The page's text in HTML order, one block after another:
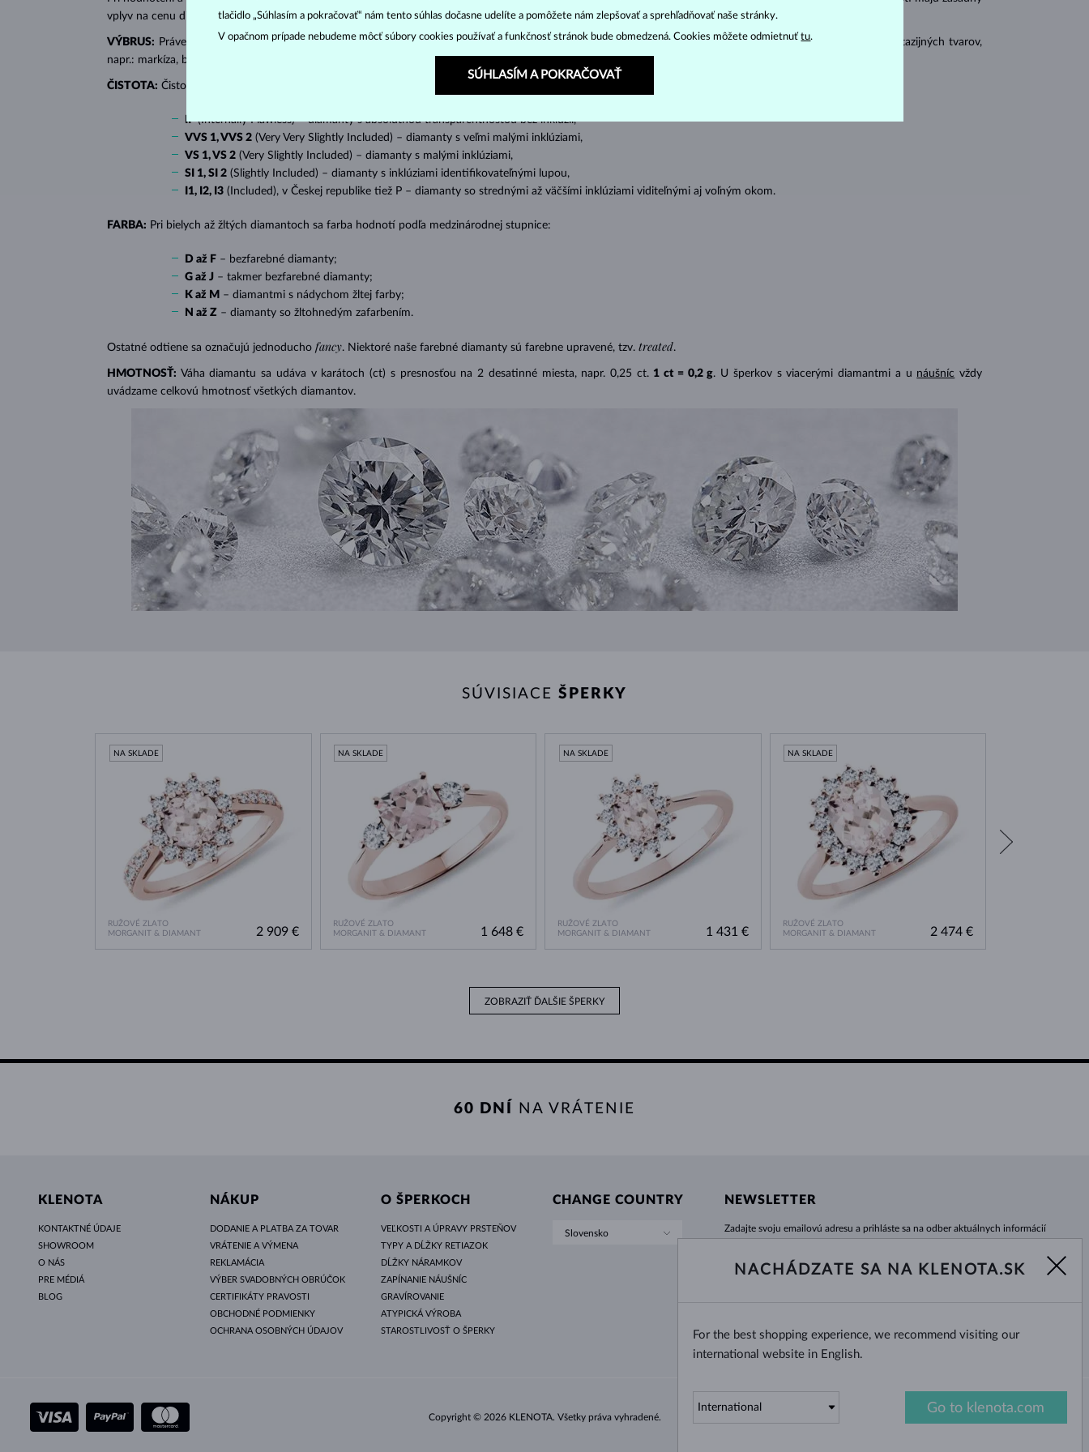
vplyv na cenu diamantu.
VÝBRUS: Práve správny výbrus dodáva diamantu jeho oslnivý lesk. Najobľúbenejší je výbrus guľatý, tzv. briliant . Diamanty sa brúsia aj do mnohých tzv. fantazijných tvarov,
napr.: markíza, bageta, srdiečko, slza, ovál či princess (štvorboký alebo trojboký výbrus s ostrými rohmi, populárny najmä u
ČISTOTA: Čistotu určuje množstvo, veľkosť a rozloženie tzv. inkluzií čiže vnútorných nedokonalostí diamantu:
IF (Internally Flawless) – diamanty s absolútnou transparentnosťou bez inklúzií,
VVS 1, VVS 2 (Very Very Slightly Included) – diamanty s veľmi malými inklúziami,
VS 1, VS 2 (Very Slightly Included) – diamanty s malými inklúziami,
SI 1, SI 2 (Slightly Included) – diamanty s inklúziami identifikovateľnými lupou,
I1, I2, I3 (Included), v Českej republike tiež P – diamanty so strednými až väčšími inklúziami viditeľnými aj voľným okom.
FARBA: Pri bielych až žltých diamantoch sa farba hodnotí podľa medzinárodnej stupnice:
D až F – bezfarebné diamanty;
G až J – takmer bezfarebné diamanty;
K až M – diamantmi s nádychom žltej farby;
N až Z – diamanty so žltohnedým zafarbením.
Ostatné odtiene sa označujú jednoducho fancy. Niektoré naše farebné diamanty sú farebne upravené, tzv. treated.
HMOTNOSŤ: Váha diamantu sa udáva v karátoch (ct) s presnosťou na 2 desatinné miesta, napr. 0,25 ct. 1 ct = 0,2 g. U šperkov s viacerými diamantmi a u náušníc vždy
uvádzame celkovú hmotnosť všetkých diamantov.
SÚVISIACE ŠPERKY
RUŽOVÉ ZLATO
MORGANIT & DIAMANT
NA SKLADE
2 909 €
RUŽOVÉ ZLATO
MORGANIT & DIAMANT
NA SKLADE
1 648 €
RUŽOVÉ ZLATO
MORGANIT & DIAMANT
NA SKLADE
1 431 €
RUŽOVÉ ZLATO
MORGANIT & DIAMANT
NA SKLADE
2 474 €
ZOBRAZIŤ ĎALŠIE ŠPERKY
60 DNÍ NA VRÁTENIE
KLENOTA
KONTAKTNÉ ÚDAJE
SHOWROOM
O NÁS
PRE MÉDIÁ
BLOG
NÁKUP
DODANIE A PLATBA ZA TOVAR
VRÁTENIE A VÝMENA
REKLAMÁCIA
VÝBER SVADOBNÝCH OBRÚČOK
CERTIFIKÁTY PRAVOSTI
OBCHODNÉ PODMIENKY
OCHRANA OSOBNÝCH ÚDAJOV
O ŠPERKOCH
VEĽKOSTI A ÚPRAVY PRSTEŇOV
TYPY A DĹŽKY RETIAZOK
DĹŽKY NÁRAMKOV
ZAPÍNANIE NÁUŠNÍC
GRAVÍROVANIE
ATYPICKÁ VÝROBA
STAROSTLIVOSŤ O ŠPERKY
CHANGE COUNTRY
Slovensko
NEWSLETTER
Zadajte svoju emailovú adresu a prihláste sa na odber aktuálnych informácií
Žiadna novinka, akcia či zľava Vám už neunikne!
Áno, chcem dostávať zaujímavé novinky na e-mail.
Copyright © 2026 KLENOTA. Všetky práva vyhradené.
tlačidlo „Súhlasím a pokračovať“ nám tento súhlas dočasne udelíte a pomôžete nám zlepšovať a sprehľadňovať naše stránky.
V opačnom prípade nebudeme môcť súbory cookies používať a funkčnosť stránok bude obmedzená. Cookies môžete odmietnuťtu.
SÚHLASÍM A POKRAČOVAŤ
NACHÁDZATE SA NA KLENOTA.SK
For the best shopping experience, we recommend visiting our
international website in English.
Go to klenota.com